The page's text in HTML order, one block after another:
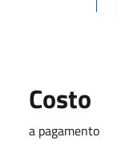
Costo
a pagamento